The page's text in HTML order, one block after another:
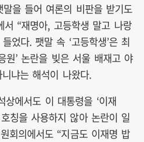
말을 들어 여론의 비판을 받기도
“재명아, 고등학생 말고 나랑
었다. 팻말 속 ‘고등학생’은 최
원’ 논란을 빚은 서울 배재고 야
냐는 해석이 나왔다.
에서도 이 대통령을 ‘이재
칭을 사용하지 않아 논란이 일
회의에서도 “지금도 이재명 밥